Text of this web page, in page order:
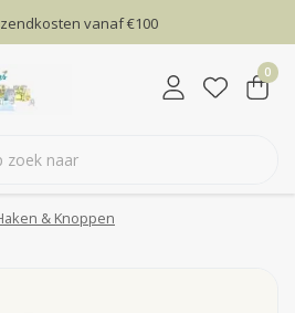
vanaf €100
0
& Knoppen